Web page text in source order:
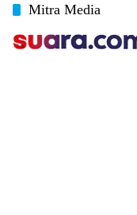
Mitra Media